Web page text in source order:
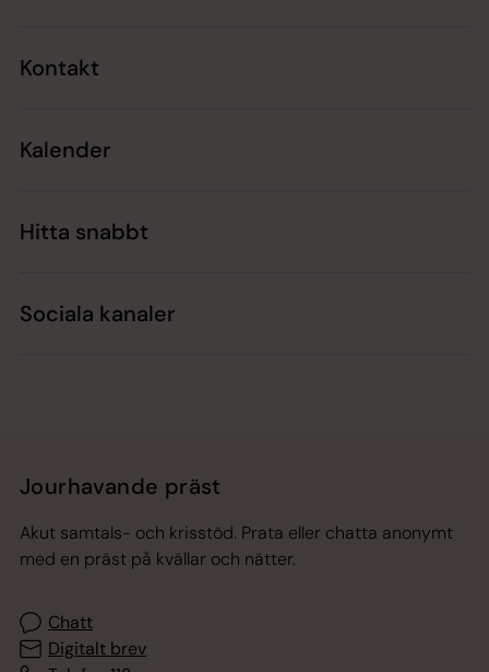
Kontakt
Kalender
Hitta snabbt
Sociala kanaler
Jourhavande präst
Akut samtals- och krisstöd. Prata eller chatta anonymt
med en präst på kvällar och nätter.
Chatt
Digitalt brev